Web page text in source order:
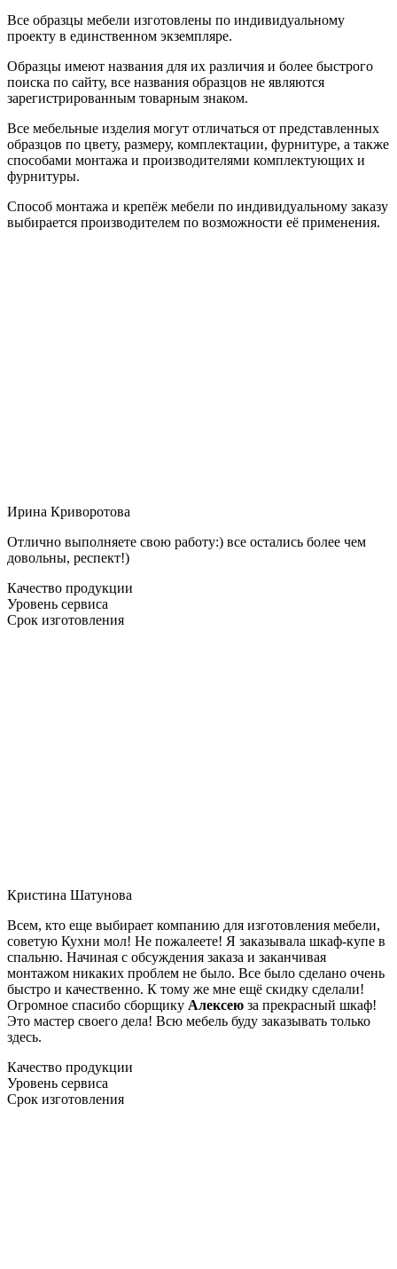
Все образцы мебели изготовлены по индивидуальному
проекту в единственном экземпляре.
Образцы имеют названия для их различия и более быстрого
поиска по сайту, все названия образцов не являются
зарегистрированным товарным знаком.
Все мебельные изделия могут отличаться от представленных
образцов по цвету, размеру, комплектации, фурнитуре, а также
способами монтажа и производителями комплектующих и
фурнитуры.
Способ монтажа и крепёж мебели по индивидуальному заказу
выбирается производителем по возможности её применения.
Ирина Криворотова
Отлично выполняете свою работу:) все остались более чем
довольны, респект!)
Качество продукции
Уровень сервиса
Срок изготовления
Кристина Шатунова
Всем, кто еще выбирает компанию для изготовления мебели,
советую Кухни мол! Не пожалеете! Я заказывала шкаф-купе в
спальню. Начиная с обсуждения заказа и заканчивая
монтажом никаких проблем не было. Все было сделано очень
быстро и качественно. К тому же мне ещё скидку сделали!
Огромное спасибо сборщику Алексею за прекрасный шкаф!
Это мастер своего дела! Всю мебель буду заказывать только
здесь.
Качество продукции
Уровень сервиса
Срок изготовления